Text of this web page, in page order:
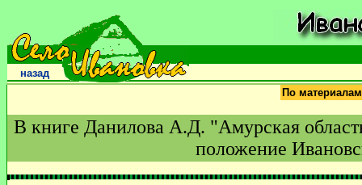
назад
По
В книге Данилова А.Д. "Амурская
положение